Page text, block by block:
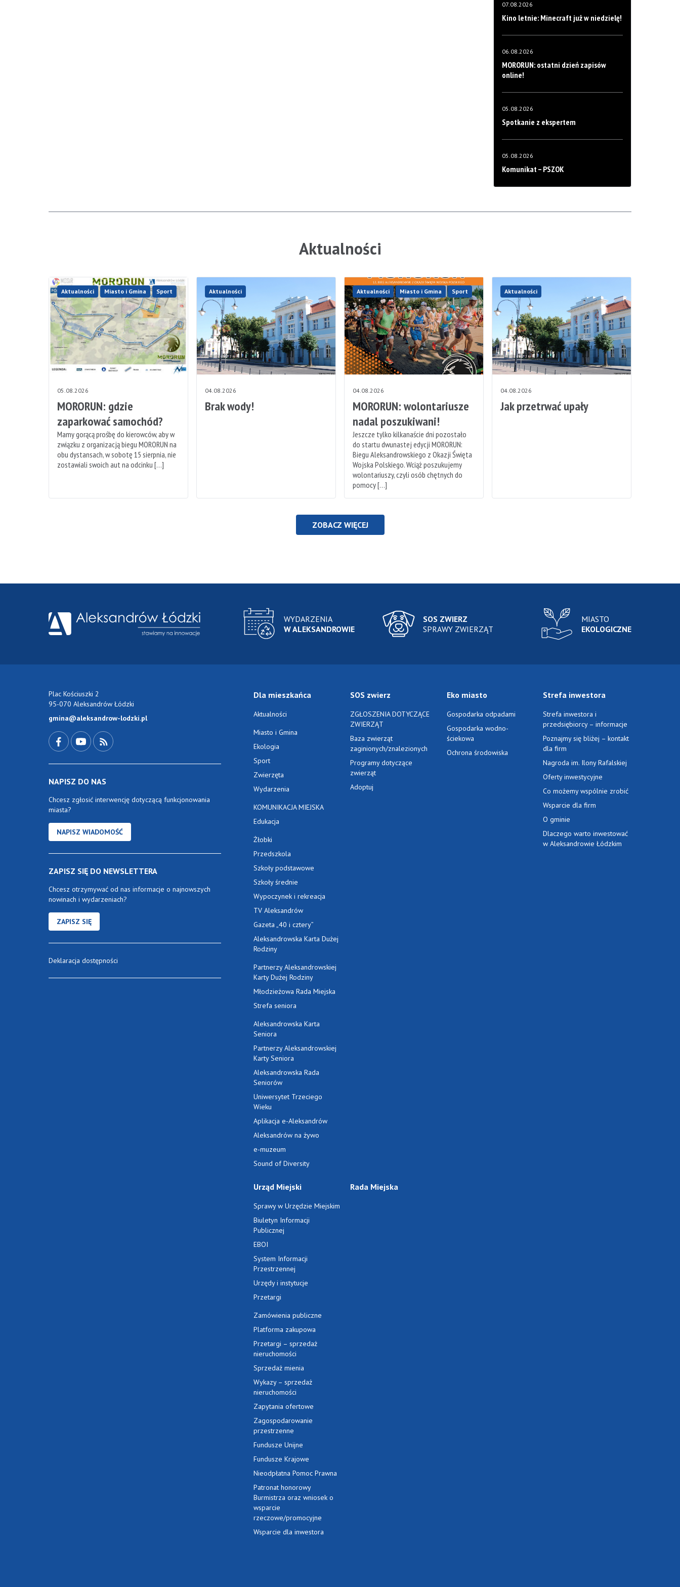
07.08.2026
Kino letnie: Minecraft już w niedzielę!
06.08.2026
MORORUN: ostatni dzień zapisów
online!
05.08.2026
Spotkanie z ekspertem
05.08.2026
Komunikat – PSZOK
Aktualności
Aktualności Miasto i Gmina Sport
05.08.2026
MORORUN: gdzie
zaparkować samochód?
Mamy gorącą prośbę do kierowców, aby w
związku z organizacją biegu MORORUN na
obu dystansach, w sobotę 15 sierpnia, nie
zostawiali swoich aut na odcinku […]
Aktualności
04.08.2026
Brak wody!
Aktualności Miasto i Gmina Sport
04.08.2026
MORORUN: wolontariusze
nadal poszukiwani!
Jeszcze tylko kilkanaście dni pozostało
do startu dwunastej edycji MORORUN:
Biegu Aleksandrowskiego z Okazji Święta
Wojska Polskiego. Wciąż poszukujemy
wolontariuszy, czyli osób chętnych do
pomocy […]
Aktualności
04.08.2026
Jak przetrwać upały
ZOBACZ WIĘCEJ
WYDARZENIA
W ALEKSANDROWIE
SOS ZWIERZ
SPRAWY ZWIERZĄT
MIASTO
EKOLOGICZNE
Plac Kościuszki 2
95-070 Aleksandrów Łódzki
gmina@aleksandrow-lodzki.pl
NAPISZ DO NAS
Chcesz zgłosić interwencję dotyczącą funkcjonowania
miasta?
NAPISZ WIADOMOŚĆ
ZAPISZ SIĘ DO NEWSLETTERA
Chcesz otrzymywać od nas informacje o najnowszych
nowinach i wydarzeniach?
ZAPISZ SIĘ
Deklaracja dostępności
Dla mieszkańca
Aktualności
Miasto i Gmina
Ekologia
Sport
Zwierzęta
Wydarzenia
KOMUNIKACJA MIEJSKA
Edukacja
Żłobki
Przedszkola
Szkoły podstawowe
Szkoły średnie
Wypoczynek i rekreacja
TV Aleksandrów
Gazeta „40 i cztery”
Aleksandrowska Karta Dużej
Rodziny
Partnerzy Aleksandrowskiej
Karty Dużej Rodziny
Młodzieżowa Rada Miejska
Strefa seniora
Aleksandrowska Karta
Seniora
Partnerzy Aleksandrowskiej
Karty Seniora
Aleksandrowska Rada
Seniorów
Uniwersytet Trzeciego
Wieku
Aplikacja e-Aleksandrów
Aleksandrów na żywo
e-muzeum
Sound of Diversity
SOS zwierz
ZGŁOSZENIA DOTYCZĄCE
ZWIERZĄT
Baza zwierząt
zaginionych/znalezionych
Programy dotyczące
zwierząt
Adoptuj
Eko miasto
Gospodarka odpadami
Gospodarka wodno-
ściekowa
Ochrona środowiska
Strefa inwestora
Strefa inwestora i
przedsiębiorcy – informacje
Poznajmy się bliżej – kontakt
dla firm
Nagroda im. Ilony Rafalskiej
Oferty inwestycyjne
Co możemy wspólnie zrobić
Wsparcie dla firm
O gminie
Dlaczego warto inwestować
w Aleksandrowie Łódzkim
Urząd Miejski
Sprawy w Urzędzie Miejskim
Biuletyn Informacji
Publicznej
EBOI
System Informacji
Przestrzennej
Urzędy i instytucje
Przetargi
Zamówienia publiczne
Platforma zakupowa
Przetargi – sprzedaż
nieruchomości
Sprzedaż mienia
Wykazy – sprzedaż
nieruchomości
Zapytania ofertowe
Zagospodarowanie
przestrzenne
Fundusze Unijne
Fundusze Krajowe
Nieodpłatna Pomoc Prawna
Patronat honorowy
Burmistrza oraz wniosek o
wsparcie
rzeczowe/promocyjne
Wsparcie dla inwestora
Rada Miejska